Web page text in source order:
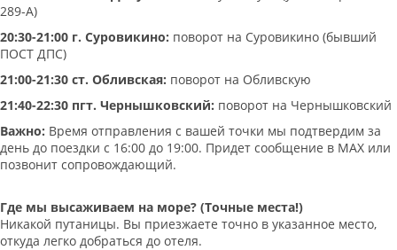
289-А)
20:30-21:00 г. Суровикино: поворот на Суровикино (бывший
ПОСТ ДПС)
21:00-21:30 ст. Обливская: поворот на Обливскую
21:40-22:30 пгт. Чернышковский: поворот на Чернышковский
Важно: Время отправления с вашей точки мы подтвердим за
день до поездки с 16:00 до 19:00. Придет сообщение в МАХ или
позвонит сопровождающий.
Где мы высаживаем на море? (Точные места!)
Никакой путаницы. Вы приезжаете точно в указанное место,
откуда легко добраться до отеля.